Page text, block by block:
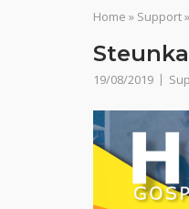
Home » Support»
19/08/2019